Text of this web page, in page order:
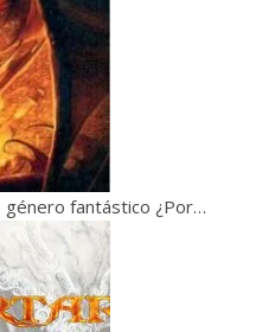
género fantástico ¿Por…